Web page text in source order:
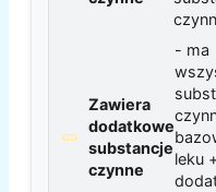
Zawiera
dodatkowe
substancje
czynne
- ma
leku +